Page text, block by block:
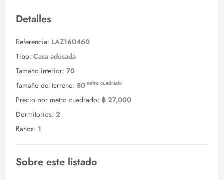
Detalles
Referencia: LAZ160460
Tipo: Casa adosada
Tamaño interior: 70
Tamaño del terreno: 80metro cuadrado
Precio por metro cuadrado: ฿ 27,000
Dormitorios: 2
Baños: 1
Sobre este listado